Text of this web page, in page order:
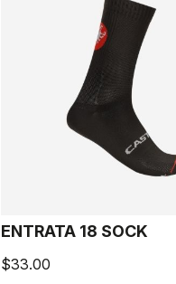
ENTRATA 18 SOCK
$33.00